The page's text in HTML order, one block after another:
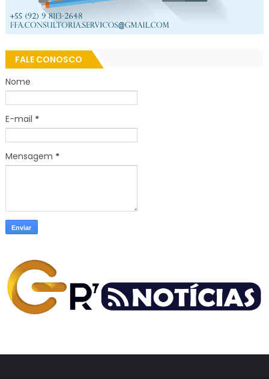
FALE CONOSCO
Nome
E-mail *
Mensagem *